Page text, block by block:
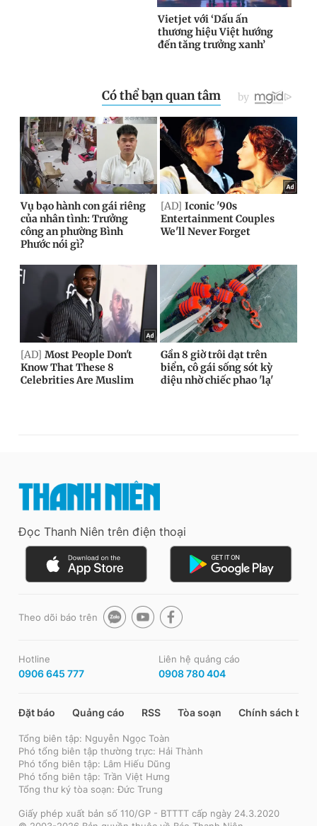
Đọc Thanh Niên trên điện thoại
Theo dõi báo trên
Hotline
0906 645 777
Liên hệ quảng cáo
0908 780 404
Đặt báo Quảng cáo RSS Tòa soạn Chính sách bảo
Tổng biên tập: Nguyễn Ngọc Toàn
Phó tổng biên tập thường trực: Hải Thành
Phó tổng biên tập: Lâm Hiếu Dũng
Phó tổng biên tập: Trần Việt Hưng
Tổng thư ký tòa soạn: Đức Trung
Giấy phép xuất bản số 110/GP - BTTTT cấp ngày 24.3.2020